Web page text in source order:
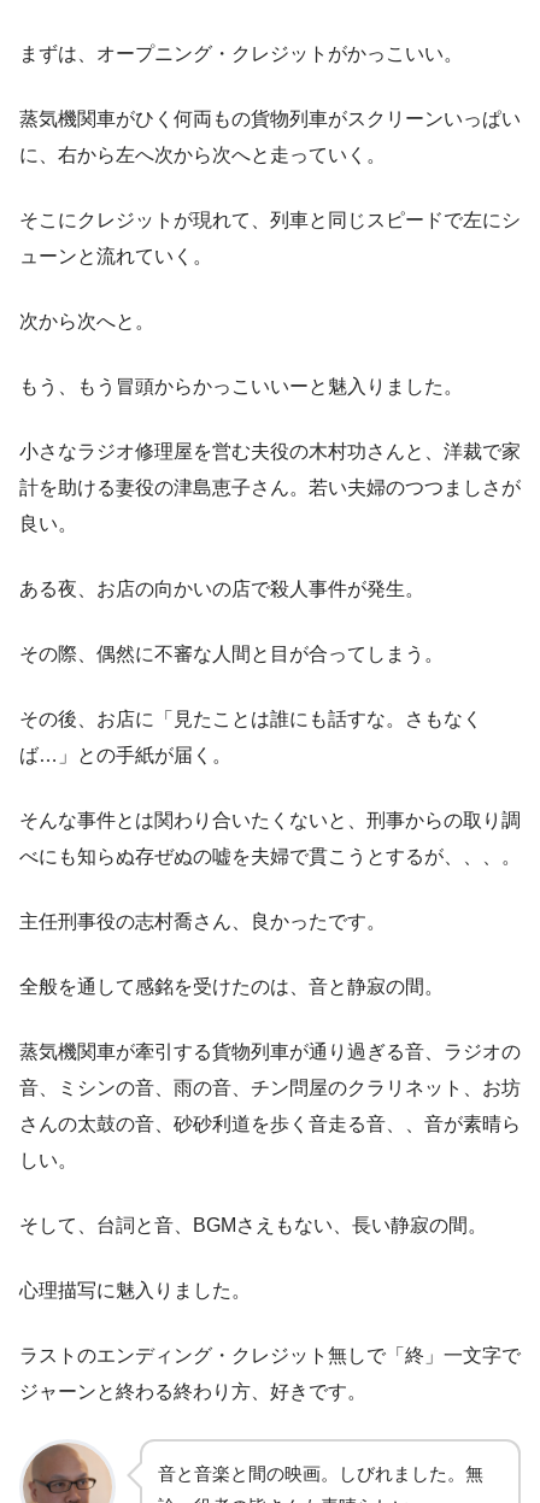
まずは、オープニング・クレジットがかっこいい。
蒸気機関車がひく何両もの貨物列車がスクリーンいっぱい
に、右から左へ次から次へと走っていく。
そこにクレジットが現れて、列車と同じスピードで左にシ
ューンと流れていく。
次から次へと。
もう、もう冒頭からかっこいいーと魅入りました。
小さなラジオ修理屋を営む夫役の木村功さんと、洋裁で家
計を助ける妻役の津島恵子さん。若い夫婦のつつましさが
良い。
ある夜、お店の向かいの店で殺人事件が発生。
その際、偶然に不審な人間と目が合ってしまう。
その後、お店に「見たことは誰にも話すな。さもなく
ば…」との手紙が届く。
そんな事件とは関わり合いたくないと、刑事からの取り調
べにも知らぬ存ぜぬの嘘を夫婦で貫こうとするが、、、。
主任刑事役の志村喬さん、良かったです。
全般を通して感銘を受けたのは、音と静寂の間。
蒸気機関車が牽引する貨物列車が通り過ぎる音、ラジオの
音、ミシンの音、雨の音、チン問屋のクラリネット、お坊
さんの太鼓の音、砂砂利道を歩く音走る音、、音が素晴ら
しい。
そして、台詞と音、BGMさえもない、長い静寂の間。
心理描写に魅入りました。
ラストのエンディング・クレジット無しで「終」一文字で
ジャーンと終わる終わり方、好きです。
音と音楽と間の映画。しびれました。無